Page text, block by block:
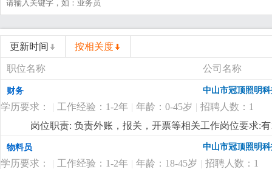
更新时间 按相关度
职位名称 公司名称
财务 中山市冠顶照明
学历要求： | 工作经验：1-2年 | 年龄：0-45岁 | 招聘人数：1
岗位职责: 负责外账，报关，开票等相关工作岗位要求:
物料员 中山市冠顶照明
学历要求： | 工作经验：1-2年 | 年龄：18-45岁 | 招聘人数：1